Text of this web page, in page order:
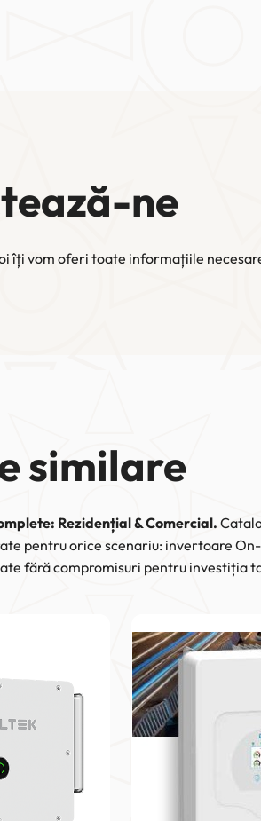
ne
îți vom oferi toate informațiile
similare
Rezidențial & Comercial.
pentru orice scenariu: invertoare
fără compromisuri pentru investiția